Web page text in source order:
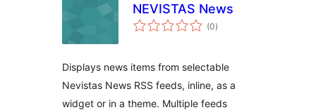
NEVISTAS News
(0ការ
វាយ
)
Displays news items from selectable
Nevistas News RSS feeds, inline, as a
widget or in a theme. Multiple feeds